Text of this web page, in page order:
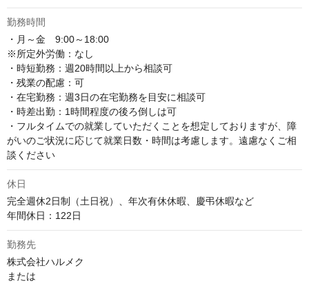
勤務時間
・月～金　9:00～18:00
※所定外労働：なし
・時短勤務：週20時間以上から相談可
・残業の配慮：可
・在宅勤務：週3日の在宅勤務を目安に相談可
・時差出勤：1時間程度の後ろ倒しは可
・フルタイムでの就業していただくことを想定しておりますが、障
がいのご状況に応じて就業日数・時間は考慮します。遠慮なくご相
談ください
休日
完全週休2日制（土日祝）、年次有休休暇、慶弔休暇など
年間休日：122日
勤務先
株式会社ハルメク
または